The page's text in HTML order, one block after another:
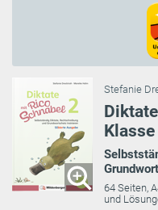
Stefanie
64 Seiten,
und